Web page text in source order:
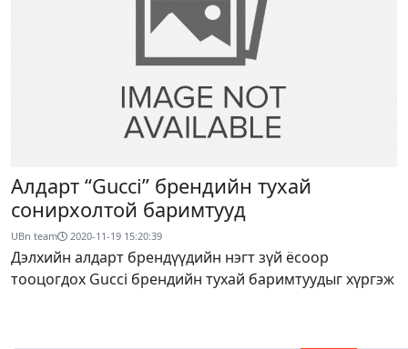
Алдарт “Gucci” брендийн тухай
сонирхолтой баримтууд
UBn team 2020-11-19 15:20:39
Дэлхийн алдарт брендүүдийн нэгт зүй ёсоор
тооцогдох Gucci брендийн тухай баримтуудыг хүргэж